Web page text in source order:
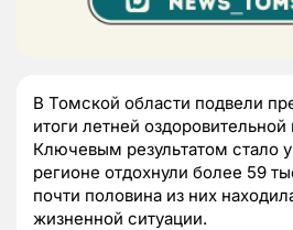
В Томской области подвели
итоги летней
Ключевым результатом стало
регионе отдохнули более 59
почти половина из них
жизненной ситуации.